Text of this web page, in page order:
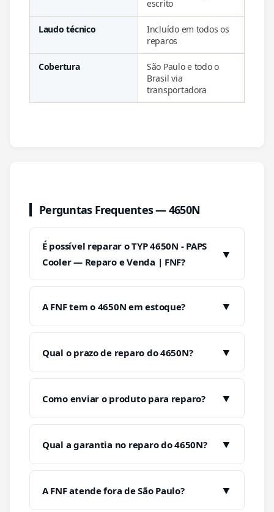
escrito
Laudo técnico
Incluído em todos os
reparos
Cobertura
São Paulo e todo o
Brasil via
transportadora
Perguntas Frequentes — 4650N
É possível reparar o TYP 4650N - PAPS
Cooler — Reparo e Venda | FNF?
▼
A FNF tem o 4650N em estoque? ▼
Qual o prazo de reparo do 4650N? ▼
Como enviar o produto para reparo? ▼
Qual a garantia no reparo do 4650N? ▼
A FNF atende fora de São Paulo? ▼